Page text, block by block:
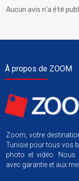
Aucun avis n'a été
À propos de ZOOM
Zoom, votre
Tunisie pour tous vos
photo et vidéo. Nous
avec garantie et aux